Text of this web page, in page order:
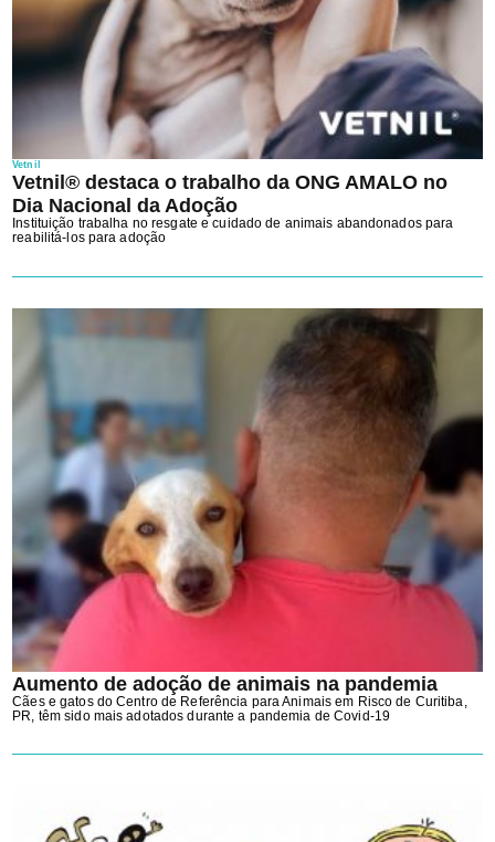
Vetnil
Vetnil® destaca o trabalho da ONG AMALO no
Dia Nacional da Adoção
Instituição trabalha no resgate e cuidado de animais abandonados para
reabilitá-los para adoção
Aumento de adoção de animais na pandemia
Cães e gatos do Centro de Referência para Animais em Risco de Curitiba,
PR, têm sido mais adotados durante a pandemia de Covid-19